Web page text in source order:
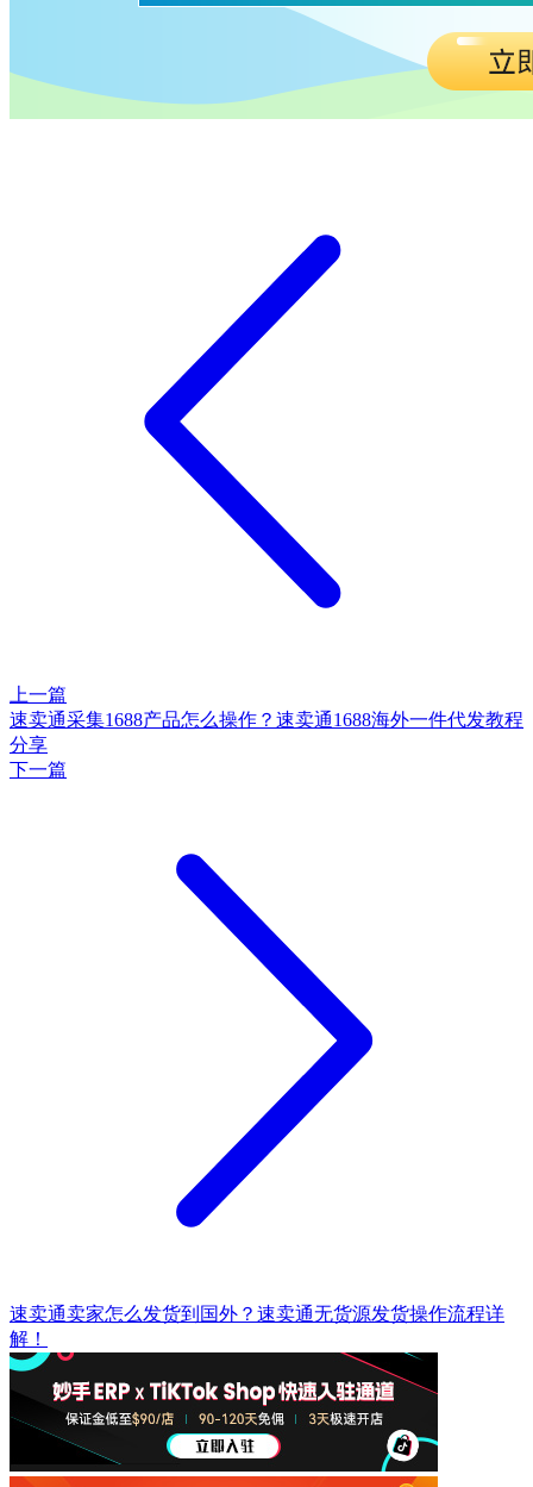
上一篇
速卖通采集1688产品怎么操作？速卖通1688海外一件代发教程
分享
下一篇
速卖通卖家怎么发货到国外？速卖通无货源发货操作流程详
解！